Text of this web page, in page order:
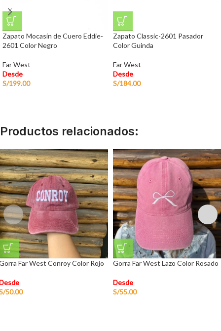
Zapato Mocasín de Cuero Eddie-
2601 Color Negro
Far West
Desde
S/199.00
Zapato Classic-2601 Pasador
Color Guinda
Far West
Desde
S/184.00
Productos relacionados:
Far West Conroy Color Rojo
50.00
Gorra Far West Lazo Color Rosado
Desde
S/55.00